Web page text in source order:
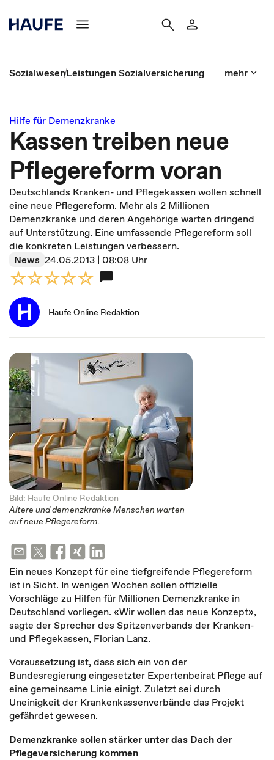
SozialwesenLeistungen Sozialversicherung mehr
Hilfe für Demenzkranke
Kassen treiben neue
Pflegereform voran
Deutschlands Kranken- und Pflegekassen wollen schnell
eine neue Pflegereform. Mehr als 2 Millionen
Demenzkranke und deren Angehörige warten dringend
auf Unterstützung. Eine umfassende Pflegereform soll
die konkreten Leistungen verbessern.
News 24.05.2013 | 08:08 Uhr
Haufe Online Redaktion
Bild: Haufe Online Redaktion
Altere und demenzkranke Menschen warten
auf neue Pflegereform.
Ein neues Konzept für eine tiefgreifende Pflegereform
ist in Sicht. In wenigen Wochen sollen offizielle
Vorschläge zu Hilfen für Millionen Demenzkranke in
Deutschland vorliegen. «Wir wollen das neue Konzept»,
sagte der Sprecher des Spitzenverbands der Kranken-
und Pflegekassen, Florian Lanz.
Voraussetzung ist, dass sich ein von der
Bundesregierung eingesetzter Expertenbeirat Pflege auf
eine gemeinsame Linie einigt. Zuletzt sei durch
Uneinigkeit der Krankenkassenverbände das Projekt
gefährdet gewesen.
Demenzkranke sollen stärker unter das Dach der
Pflegeversicherung kommen